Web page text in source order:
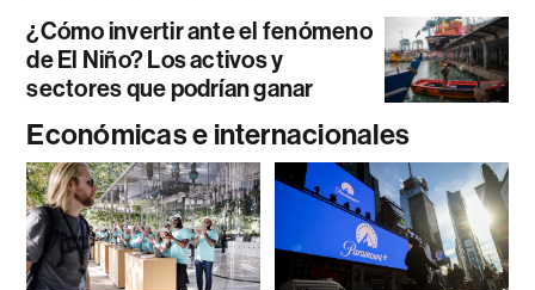
¿Cómo invertir ante el fenómeno
de El Niño? Los activos y
sectores que podrían ganar
Económicas e internacionales